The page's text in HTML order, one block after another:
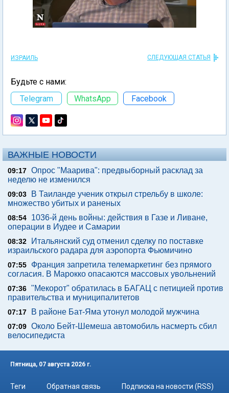
ИЗРАИЛЬ СЛЕДУЮЩАЯ СТАТЬЯ
Будьте с нами:
Telegram
WhatsApp Facebook
ВАЖНЫЕ НОВОСТИ
09:17 Опрос "Mаарива": предвыборный расклад за
неделю не изменился
09:03
В Таиланде ученик открыл стрельбу в школе:
множество убитых и раненых
08:54
1036-й день войны: действия в Газе и Ливане,
операции в Иудее и Самарии
08:32
Итальянский суд отменил сделку по поставке
израильского радара для аэропорта Фьюмичино
07:55
Франция запретила телемаркетинг без прямого
согласия. В Марокко опасаются массовых увольнений
07:36 "Мекорот" обратилась в БАГАЦ с петицией против
правительства и муниципалитетов
07:17 В районе Бат-Яма утонул молодой мужчина
07:09 Около Бейт-Шемеша автомобиль насмерть сбил
велосипедиста
Пятница, 07 августа 2026 г.
Теги Обратная связь Подписка на новости (RSS)